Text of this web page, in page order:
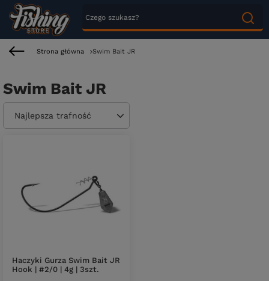
Strona główna Swim Bait JR
Swim Bait JR
Zmień sortowanie
Najlepsza trafność
Haczyki Gurza Swim Bait JR
Hook | #2/0 | 4g | 3szt.